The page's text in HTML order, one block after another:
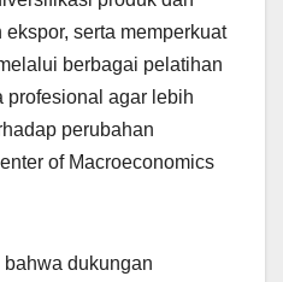
serta memperkuat
berbagai pelatihan
profesional agar lebih
perubahan
of Macroeconomics
dukungan